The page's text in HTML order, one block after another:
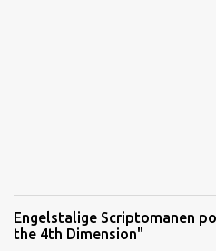
Engelstalige Scriptomanen
the 4th Dimension"